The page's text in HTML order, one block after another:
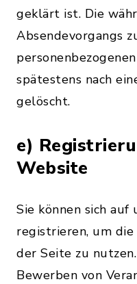
geklärt ist. Die
Absendevorgangs
spätestens nach
gelöscht.
e)
Website
Sie können sich
registrieren, um
der Seite zu
Bewerben von